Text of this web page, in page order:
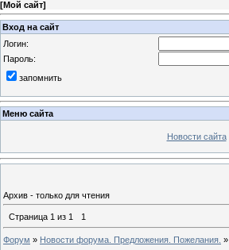
[Мой сайт]
Вход на сайт
Логин:
Пароль:
запомнить
Меню сайта
Новости сайта
Архив - только для чтения
Страница 1 из 1 1
Форум » Новости форума. Предложения. Пожелания. »